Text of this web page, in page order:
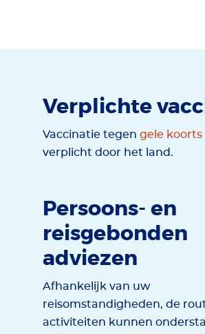
Verplichte
Vaccinatie tegen gele koorts
verplicht door het land.
Persoons- en
reisgebonden
adviezen
Afhankelijk van uw
reisomstandigheden, de
activiteiten kunnen